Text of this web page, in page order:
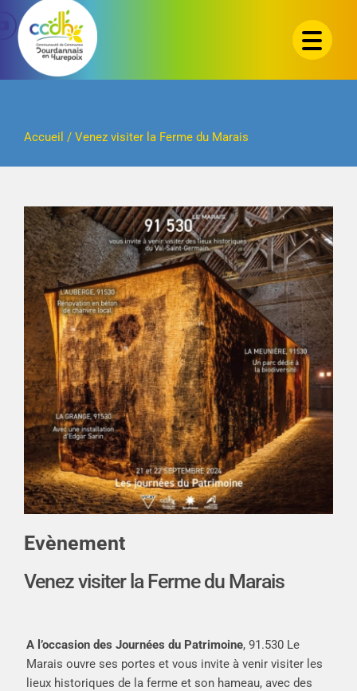
Passer
contenu
Accueil / Venez visiter la Ferme du Marais
Evènement
Venez visiter la Ferme du Marais
A l’occasion des Journées du Patrimoine, 91.530 Le
Marais ouvre ses portes et vous invite à venir visiter les
lieux historiques de la ferme et son hameau, avec des